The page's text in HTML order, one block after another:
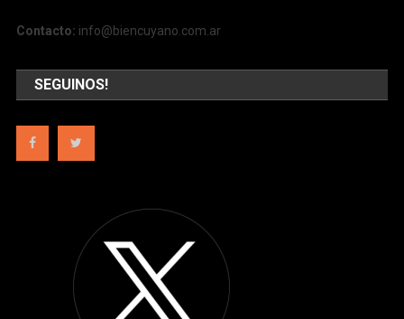
Contacto: info@biencuyano.com.ar
SEGUINOS!